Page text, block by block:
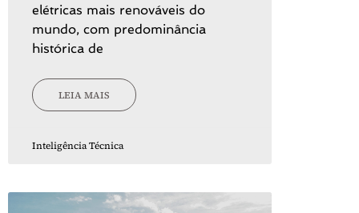
elétricas mais renováveis do
mundo, com predominância
histórica de
LEIA MAIS
Inteligência Técnica